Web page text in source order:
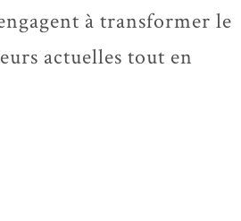
à transformer le
actuelles tout en